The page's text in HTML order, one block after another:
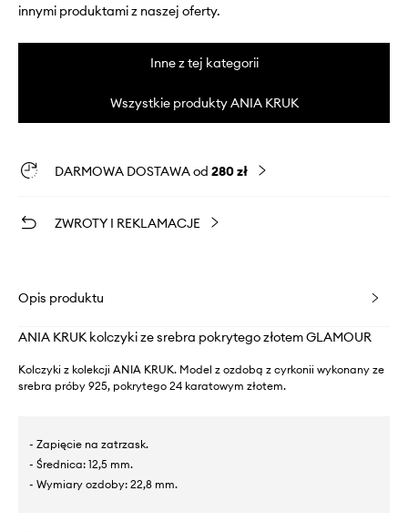
innymi produktami z naszej oferty.
Inne z tej kategorii
Wszystkie produkty ANIA KRUK
DARMOWA DOSTAWA od 280 zł
ZWROTY I REKLAMACJE
Opis produktu
ANIA KRUK kolczyki ze srebra pokrytego złotem GLAMOUR
Kolczyki z kolekcji ANIA KRUK. Model z ozdobą z cyrkonii wykonany ze
srebra próby 925, pokrytego 24 karatowym złotem.
- Zapięcie na zatrzask.
- Średnica: 12,5 mm.
- Wymiary ozdoby: 22,8 mm.